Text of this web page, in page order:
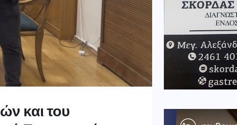
και του